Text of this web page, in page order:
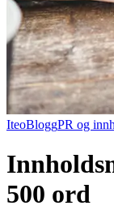
IteoBloggPR og
500 ord